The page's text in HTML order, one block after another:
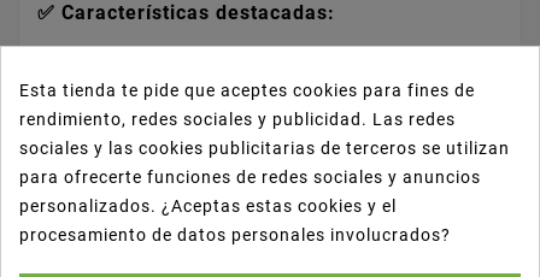
✅ Características destacadas:
🍱Capacidad de 800 cc: Perfecto para raciones
medias.
🔥Apto para microondas: Calienta alimentos
sin transferencias.
🛡️Tapa de PP reutilizable incluida: Cierre
hermético, resistente y duradero.
Esta tienda te pide que aceptes cookies para fines de
rendimiento, redes sociales y publicidad. Las redes
sociales y las cookies publicitarias de terceros se utilizan
para ofrecerte funciones de redes sociales y anuncios
personalizados. ¿Aceptas estas cookies y el
procesamiento de datos personales involucrados?